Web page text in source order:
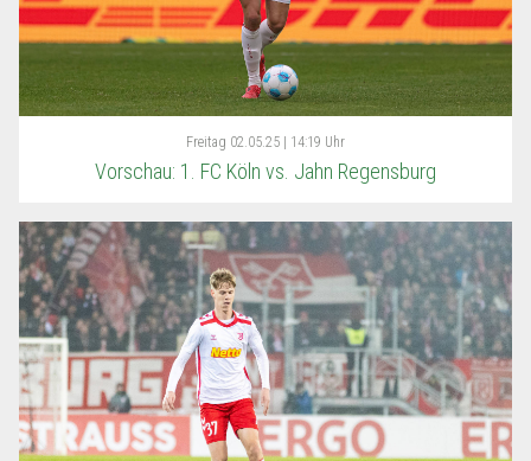
Freitag 02.05.25 | 14:19 Uhr
Vorschau: 1. FC Köln vs. Jahn Regensburg